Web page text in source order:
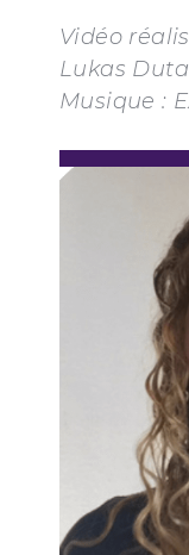
Vidéo
Lukas
Musique :